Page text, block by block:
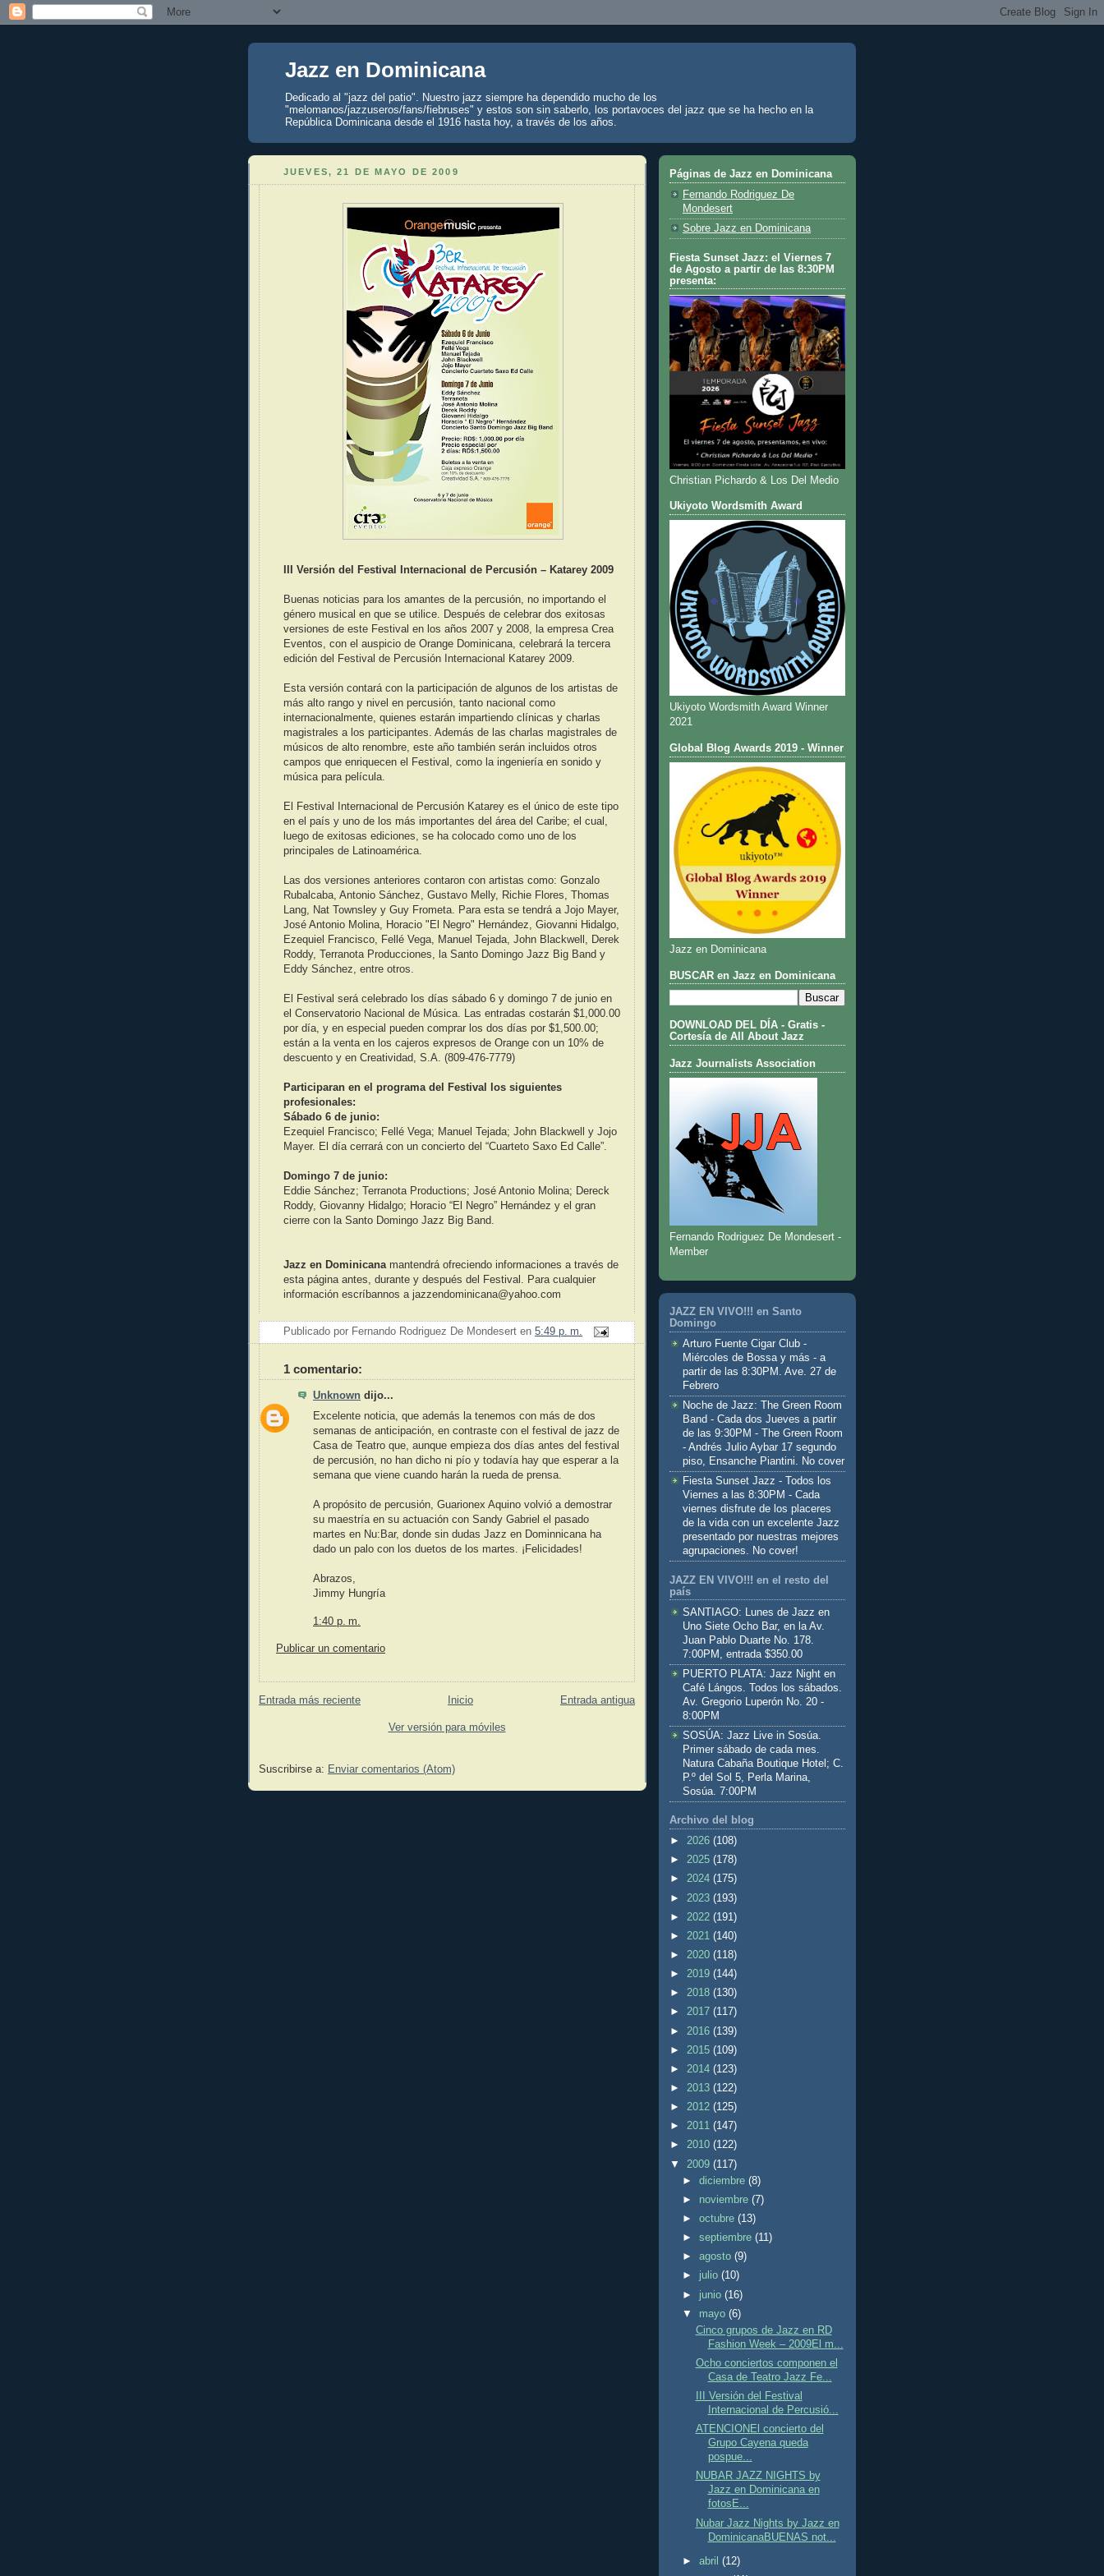
Jazz en Dominicana
Dedicado al "jazz del patio". Nuestro jazz siempre ha dependido mucho de los
"melomanos/jazzuseros/fans/fiebruses" y estos son sin saberlo, los portavoces del jazz que se ha hecho en la
República Dominicana desde el 1916 hasta hoy, a través de los años.
JUEVES, 21 DE MAYO DE 2009
III Versión del Festival Internacional de Percusión – Katarey 2009
Buenas noticias para los amantes de la percusión, no importando el
género musical en que se utilice. Después de celebrar dos exitosas
versiones de este Festival en los años 2007 y 2008, la empresa Crea
Eventos, con el auspicio de Orange Dominicana, celebrará la tercera
edición del Festival de Percusión Internacional Katarey 2009.
Esta versión contará con la participación de algunos de los artistas de
más alto rango y nivel en percusión, tanto nacional como
internacionalmente, quienes estarán impartiendo clínicas y charlas
magistrales a los participantes. Además de las charlas magistrales de
músicos de alto renombre, este año también serán incluidos otros
campos que enriquecen el Festival, como la ingeniería en sonido y
música para película.
El Festival Internacional de Percusión Katarey es el único de este tipo
en el país y uno de los más importantes del área del Caribe; el cual,
luego de exitosas ediciones, se ha colocado como uno de los
principales de Latinoamérica.
Las dos versiones anteriores contaron con artistas como: Gonzalo
Rubalcaba, Antonio Sánchez, Gustavo Melly, Richie Flores, Thomas
Lang, Nat Townsley y Guy Frometa. Para esta se tendrá a Jojo Mayer,
José Antonio Molina, Horacio "El Negro" Hernández, Giovanni Hidalgo,
Ezequiel Francisco, Fellé Vega, Manuel Tejada, John Blackwell, Derek
Roddy, Terranota Producciones, la Santo Domingo Jazz Big Band y
Eddy Sánchez, entre otros.
El Festival será celebrado los días sábado 6 y domingo 7 de junio en
el Conservatorio Nacional de Música. Las entradas costarán $1,000.00
por día, y en especial pueden comprar los dos días por $1,500.00;
están a la venta en los cajeros expresos de Orange con un 10% de
descuento y en Creatividad, S.A. (809-476-7779)
Participaran en el programa del Festival los siguientes
profesionales:
Sábado 6 de junio:
Ezequiel Francisco; Fellé Vega; Manuel Tejada; John Blackwell y Jojo
Mayer. El día cerrará con un concierto del “Cuarteto Saxo Ed Calle”.
Domingo 7 de junio:
Eddie Sánchez; Terranota Productions; José Antonio Molina; Dereck
Roddy, Giovanny Hidalgo; Horacio “El Negro” Hernández y el gran
cierre con la Santo Domingo Jazz Big Band.
Jazz en Dominicanamantendrá ofreciendo informaciones a través de
esta página antes, durante y después del Festival. Para cualquier
información escríbannos a jazzendominicana@yahoo.com
Publicado por Fernando Rodriguez De Mondesert en 5:49 p. m.
1 comentario:
Unknown dijo...
Excelente noticia, que además la tenemos con más de dos
semanas de anticipación, en contraste con el festival de jazz de
Casa de Teatro que, aunque empieza dos días antes del festival
de percusión, no han dicho ni pío y todavía hay que esperar a la
semana que viene cuando harán la rueda de prensa.
A propósito de percusión, Guarionex Aquino volvió a demostrar
su maestría en su actuación con Sandy Gabriel el pasado
martes en Nu:Bar, donde sin dudas Jazz en Dominnicana ha
dado un palo con los duetos de los martes. ¡Felicidades!
Abrazos,
Jimmy Hungría
1:40 p. m.
Publicar un comentario
Entrada más reciente Entrada antigua
Inicio
Ver versión para móviles
Suscribirse a: Enviar comentarios (Atom)
Páginas de Jazz en Dominicana
Fernando Rodriguez De
Mondesert
Sobre Jazz en Dominicana
Fiesta Sunset Jazz: el Viernes 7
de Agosto a partir de las 8:30PM
presenta:
Christian Pichardo & Los Del Medio
Ukiyoto Wordsmith Award
Ukiyoto Wordsmith Award Winner
2021
Global Blog Awards 2019 - Winner
Jazz en Dominicana
BUSCAR en Jazz en Dominicana
DOWNLOAD DEL DÍA - Gratis -
Cortesía de All About Jazz
Jazz Journalists Association
Fernando Rodriguez De Mondesert -
Member
JAZZ EN VIVO!!! en Santo
Domingo
Arturo Fuente Cigar Club -
Miércoles de Bossa y más - a
partir de las 8:30PM. Ave. 27 de
Febrero
Noche de Jazz: The Green Room
Band - Cada dos Jueves a partir
de las 9:30PM - The Green Room
- Andrés Julio Aybar 17 segundo
piso, Ensanche Piantini. No cover
Fiesta Sunset Jazz - Todos los
Viernes a las 8:30PM - Cada
viernes disfrute de los placeres
de la vida con un excelente Jazz
presentado por nuestras mejores
agrupaciones. No cover!
JAZZ EN VIVO!!! en el resto del
país
SANTIAGO: Lunes de Jazz en
Uno Siete Ocho Bar, en la Av.
Juan Pablo Duarte No. 178.
7:00PM, entrada $350.00
PUERTO PLATA: Jazz Night en
Café Lángos. Todos los sábados.
Av. Gregorio Luperón No. 20 -
8:00PM
SOSÚA: Jazz Live in Sosúa.
Primer sábado de cada mes.
Natura Cabaña Boutique Hotel; C.
P.º del Sol 5, Perla Marina,
Sosúa. 7:00PM
Archivo del blog
► 2026 (108)
► 2025 (178)
► 2024 (175)
► 2023 (193)
► 2022 (191)
► 2021 (140)
► 2020 (118)
► 2019 (144)
► 2018 (130)
► 2017 (117)
► 2016 (139)
► 2015 (109)
► 2014 (123)
► 2013 (122)
► 2012 (125)
► 2011 (147)
► 2010 (122)
▼ 2009 (117)
►diciembre(8)
► noviembre(7)
►octubre(13)
►septiembre(11)
►agosto(9)
► julio(10)
► junio(16)
▼ mayo(6)
Cinco grupos de Jazz en RD
Fashion Week – 2009El m...
Ocho conciertos componen el
Casa de Teatro Jazz Fe...
III Versión del Festival
Internacional de Percusió...
ATENCIONEl concierto del
Grupo Cayena queda
pospue...
NUBAR JAZZ NIGHTS by
Jazz en Dominicana en
fotosE...
Nubar Jazz Nights by Jazz en
DominicanaBUENAS not...
►abril(12)